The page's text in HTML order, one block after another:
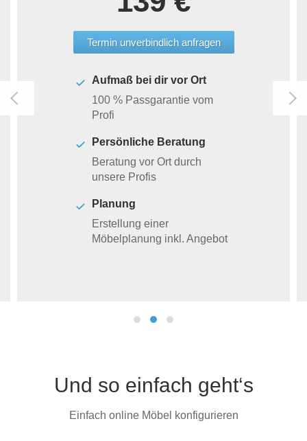
Termin unverbindlich anfragen
Aufmaß bei dir vor Ort
100 % Passgarantie vom
Profi
Persönliche Beratung
Beratung vor Ort durch
unsere Profis
Planung
Erstellung einer
Möbelplanung inkl. Angebot
Und so einfach geht‘s
Einfach online Möbel konfigurieren